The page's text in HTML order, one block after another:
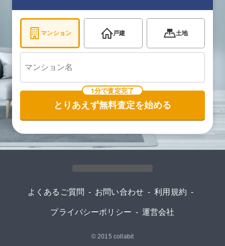
マンション 戸建 土地
1分で査定完了
とりあえず無料査定を始める
よくあるご質問 - お問い合わせ - 利用規約 -
プライバシーポリシー - 運営会社
© 2015 collabit